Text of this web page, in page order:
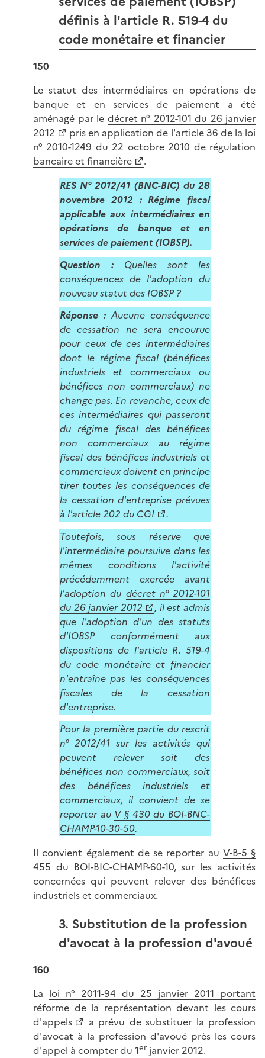
définis à l'article R. 519-4 du
code monétaire et financier
150
Le statut des intermédiaires en opérations de
banque et en services de paiement a été
aménagé par le décret n° 2012-101 du 26 janvier
2012
pris en application de l'article 36 de la loi
n° 2010-1249 du 22 octobre 2010 de régulation
bancaire et financière
.
RES N° 2012/41 (BNC-BIC) du 28
novembre 2012 : Régime fiscal
applicable aux intermédiaires en
opérations de banque et en
services de paiement (IOBSP).
Question :Quelles sont les
conséquences de l'adoption du
nouveau statut des IOBSP ?
Réponse :Aucune conséquence
de cessation ne sera encourue
pour ceux de ces intermédiaires
dont le régime fiscal (bénéfices
industriels et commerciaux ou
bénéfices non commerciaux) ne
change pas. En revanche, ceux de
ces intermédiaires qui passeront
du régime fiscal des bénéfices
non commerciaux au régime
fiscal des bénéfices industriels et
commerciaux doivent en principe
tirer toutes les conséquences de
la cessation d'entreprise prévues
à l'article 202 du CGI
.
Toutefois, sous réserve que
l'intermédiaire poursuive dans les
mêmes conditions l'activité
précédemment exercée avant
l'adoption du décret n° 2012-101
du 26 janvier 2012
, il est admis
que l'adoption d'un des statuts
d'IOBSP conformément aux
dispositions de l'article R. 519-4
du code monétaire et financier
n'entraîne pas les conséquences
fiscales de la cessation
d'entreprise.
Pour la première partie du rescrit
n° 2012/41 sur les activités qui
peuvent relever soit des
bénéfices non commerciaux, soit
des bénéfices industriels et
commerciaux, il convient de se
reporter au V § 430 du BOI-BNC-
CHAMP-10-30-50.
Il convient également de se reporter au V-B-5 §
455 du BOI-BIC-CHAMP-60-10, sur les activités
concernées qui peuvent relever des bénéfices
industriels et commerciaux.
3. Substitution de la profession
d'avocat à la profession d'avoué
160
La loi n° 2011-94 du 25 janvier 2011 portant
réforme de la représentation devant les cours
d'appels
a prévu de substituer la profession
d'avocat à la profession d'avoué près les cours
d'appel à compter du 1er janvier 2012.